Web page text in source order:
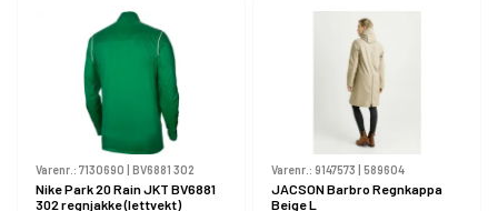
Varenr.: 7130690 | BV6881 302
Nike Park 20 Rain JKT BV6881
302 regnjakke (lettvekt)
Varenr.: 9147573 | 589604
JACSON Barbro Regnkappa
Beige L